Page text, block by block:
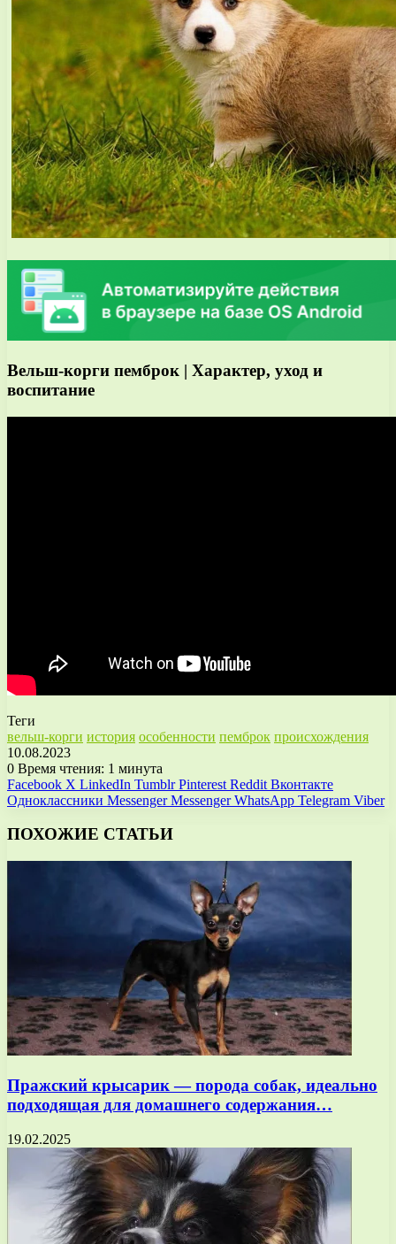
Вельш-корги пемброк | Характер, уход и
воспитание
Теги
вельш-корги история особенности пемброк происхождения
10.08.2023
0 Время чтения: 1 минута
Facebook X LinkedIn Tumblr Pinterest Reddit Вконтакте
Одноклассники Messenger Messenger WhatsApp Telegram Viber
ПОХОЖИЕ СТАТЬИ
Пражский крысарик — порода собак, идеально
подходящая для домашнего содержания…
19.02.2025